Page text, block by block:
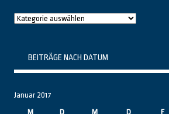
Raushier
BEITRÄGE NACH DATUM
Januar 2017
M
D M D F